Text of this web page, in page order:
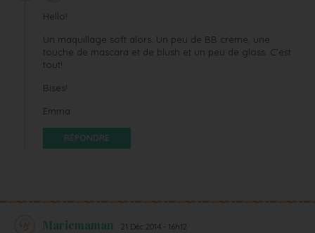
Hello!
Un maquillage soft alors. Un peu de BB crème, une
touche de mascara et de blush et un peu de gloss. C’est
tout!
Bises!
Emma
RÉPONDRE
Mariemaman 21 Déc 2014 - 16h12